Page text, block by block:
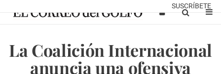
SUSCRÍBETE
La Coalición Internacional
anuncia una ofensiva